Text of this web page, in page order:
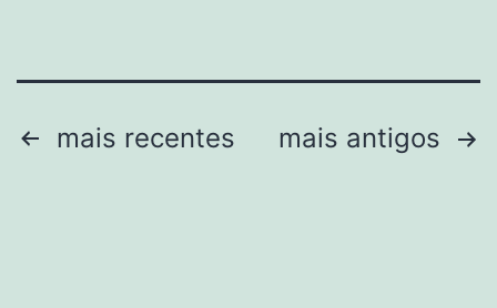
Paginação
mais recentes mais antigos